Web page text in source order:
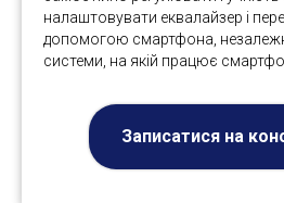
налаштовувати еквалайзер і
допомогою смартфона,
системи, на якій працює
Записатися на